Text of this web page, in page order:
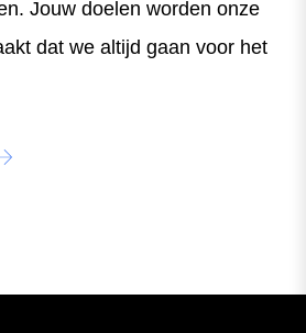
Jouw doelen worden onze
dat we altijd gaan voor het